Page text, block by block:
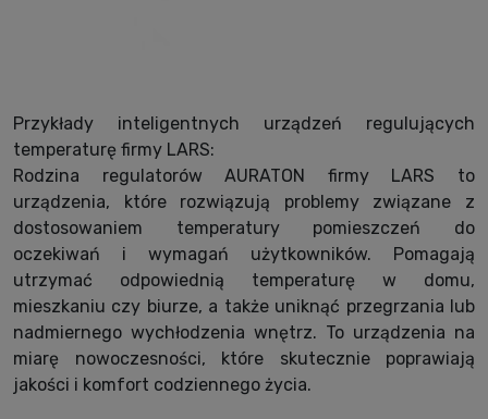
Przykłady inteligentnych urządzeń regulujących
temperaturę firmy LARS:
Rodzina regulatorów AURATON firmy LARS to
urządzenia, które rozwiązują problemy związane z
dostosowaniem temperatury pomieszczeń do
oczekiwań i wymagań użytkowników. Pomagają
utrzymać odpowiednią temperaturę w domu,
mieszkaniu czy biurze, a także uniknąć przegrzania lub
nadmiernego wychłodzenia wnętrz. To urządzenia na
miarę nowoczesności, które skutecznie poprawiają
jakości i komfort codziennego życia.